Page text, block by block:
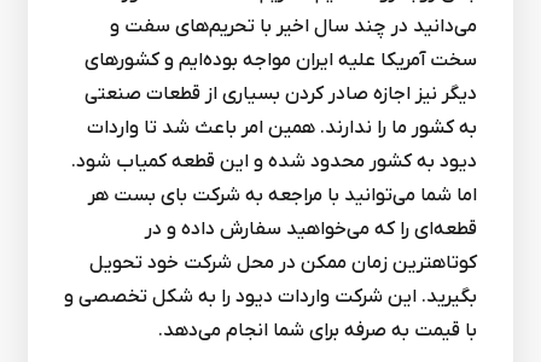
می‌دانید در چند سال اخیر با تحریم‌های سفت و
سخت آمریکا علیه ایران مواجه بوده‌ایم و کشورهای
دیگر نیز اجازه صادر کردن بسیاری از قطعات صنعتی
به کشور ما را ندارند. همین امر باعث شد تا واردات
دیود به کشور محدود شده و این قطعه کمیاب شود.
اما شما می‌توانید با مراجعه به شرکت بای بست هر
قطعه‌ای را که می‌خواهید سفارش داده و در
کوتاهترین زمان ممکن در محل شرکت خود تحویل
بگیرید. این شرکت واردات دیود را به شکل تخصصی و
با قیمت به صرفه برای شما انجام می‌دهد.